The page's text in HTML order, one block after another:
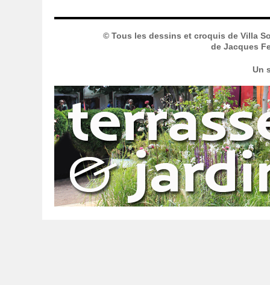
© Tous les dessins et croquis de Villa
de Jacques
Un